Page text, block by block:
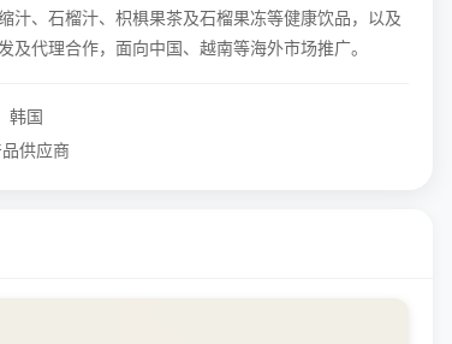
汁、石榴汁、枳椇果茶及石榴果冻等健康饮品，以及
代理合作，面向中国、越南等海外市场推广。
韩国
品供应商